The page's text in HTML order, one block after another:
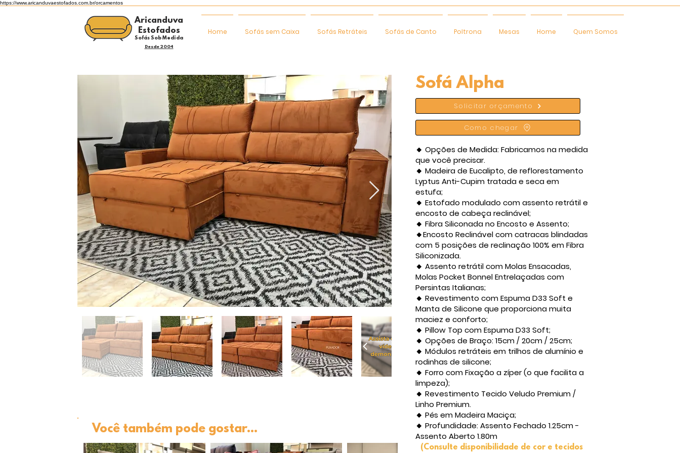
https://www.aricanduvaestofados.com.br/orcamentos
Aricanduva
Estofados
Sofás Sob Medida
Desde 2004
Home Sofás sem Caixa Sofás Retráteis Sofás de Canto Poltrona Mesas Home Quem Somos
Você também pode gostar...
Sofá Alpha
Solicitar orçamento
Como chegar
🔸 Opções de Medida: Fabricamos na medida
que você precisar.
🔸 Madeira de Eucalipto, de reflorestamento
Lyptus Anti-Cupim tratada e seca em
estufa;
🔸 Estofado modulado com assento retrátil e
encosto de cabeça reclinável;
🔸 Fibra Siliconada no Encosto e Assento;
🔸Encosto Reclinável com catracas blindadas
com 5 posições de reclinação 100% em Fibra
Siliconizada.
🔸 Assento retrátil com Molas Ensacadas,
Molas Pocket Bonnel Entrelaçadas com
Persintas Italianas;
🔸 Revestimento com Espuma D33 Soft e
Manta de Silicone que proporciona muita
maciez e conforto;
🔸 Pillow Top com Espuma D33 Soft;
🔸 Opções de Braço: 15cm / 20cm / 25cm;
🔸 Módulos retráteis em trilhos de alumínio e
rodinhas de silicone;
🔸 Forro com Fixação a zíper (o que facilita a
limpeza);
🔸 Revestimento Tecido Veludo Premium /
Linho Premium.
🔸 Pés em Madeira Maciça;
🔸 Profundidade: Assento Fechado 1.25cm -
Assento Aberto 1.80m
(Consulte disponibilidade de cor e tecidos